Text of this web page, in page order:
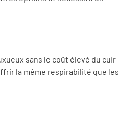
sans le coût élevé du cuir
la même respirabilité que les